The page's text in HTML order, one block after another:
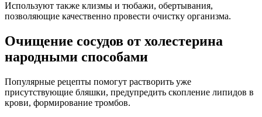
Используют также клизмы и тюбажи, обертывания,
позволяющие качественно провести очистку организма.
Очищение сосудов от холестерина
народными способами
Популярные рецепты помогут растворить уже
присутствующие бляшки, предупредить скопление липидов в
крови, формирование тромбов.